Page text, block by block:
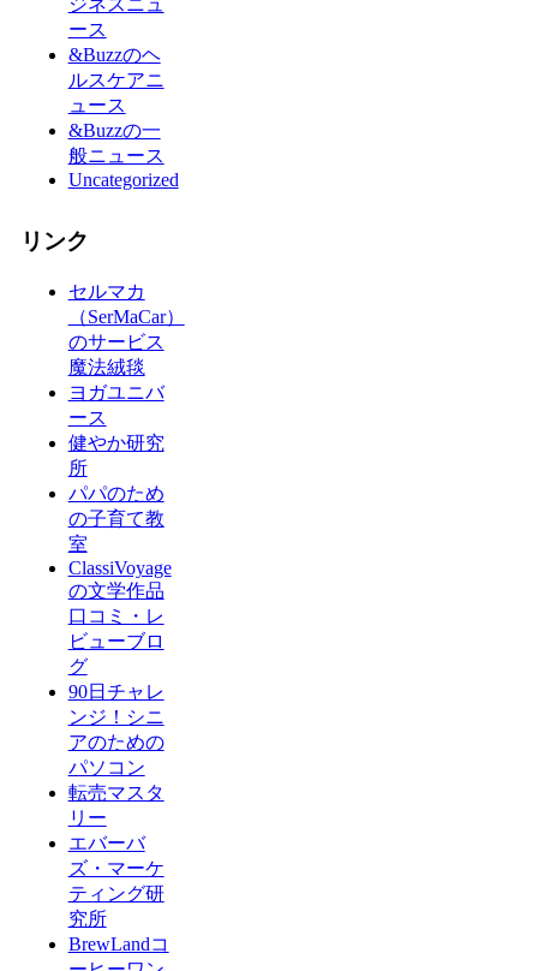
ジネスニュ
ース
&Buzzのヘ
ルスケアニ
ュース
&Buzzの一
般ニュース
Uncategorized
リンク
セルマカ
（SerMaCar）
のサービス
魔法絨毯
ヨガユニバ
ース
健やか研究
所
パパのため
の子育て教
室
ClassiVoyage
の文学作品
口コミ・レ
ビューブロ
グ
90日チャレ
ンジ！シニ
アのための
パソコン
転売マスタ
リー
エバーバ
ズ・マーケ
ティング研
究所
BrewLandコ